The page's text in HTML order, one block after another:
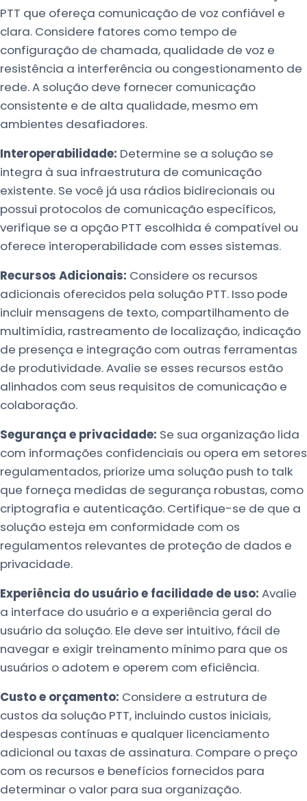
PTT que ofereça comunicação de voz confiável e
clara. Considere fatores como tempo de
configuração de chamada, qualidade de voz e
resistência a interferência ou congestionamento de
rede. A solução deve fornecer comunicação
consistente e de alta qualidade, mesmo em
ambientes desafiadores.
Interoperabilidade: Determine se a solução se
integra à sua infraestrutura de comunicação
existente. Se você já usa rádios bidirecionais ou
possui protocolos de comunicação específicos,
verifique se a opção PTT escolhida é compatível ou
oferece interoperabilidade com esses sistemas.
Recursos Adicionais: Considere os recursos
adicionais oferecidos pela solução PTT. Isso pode
incluir mensagens de texto, compartilhamento de
multimídia, rastreamento de localização, indicação
de presença e integração com outras ferramentas
de produtividade. Avalie se esses recursos estão
alinhados com seus requisitos de comunicação e
colaboração.
Segurança e privacidade: Se sua organização lida
com informações confidenciais ou opera em setores
regulamentados, priorize uma solução push to talk
que forneça medidas de segurança robustas, como
criptografia e autenticação. Certifique-se de que a
solução esteja em conformidade com os
regulamentos relevantes de proteção de dados e
privacidade.
Experiência do usuário e facilidade de uso: Avalie
a interface do usuário e a experiência geral do
usuário da solução. Ele deve ser intuitivo, fácil de
navegar e exigir treinamento mínimo para que os
usuários o adotem e operem com eficiência.
Custo e orçamento: Considere a estrutura de
custos da solução PTT, incluindo custos iniciais,
despesas contínuas e qualquer licenciamento
adicional ou taxas de assinatura. Compare o preço
com os recursos e benefícios fornecidos para
determinar o valor para sua organização.